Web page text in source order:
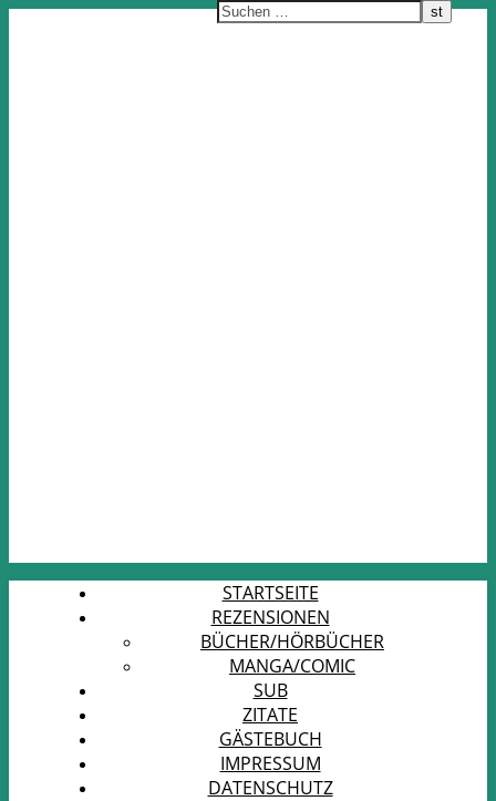
STARTSEITE
REZENSIONEN
BÜCHER/HÖRBÜCHER
MANGA/COMIC
SUB
ZITATE
GÄSTEBUCH
IMPRESSUM
DATENSCHUTZ